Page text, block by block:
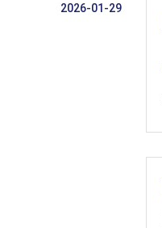
2026-01-29